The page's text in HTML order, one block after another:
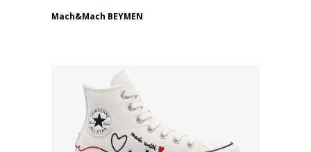
Mach&Mach BEYMEN